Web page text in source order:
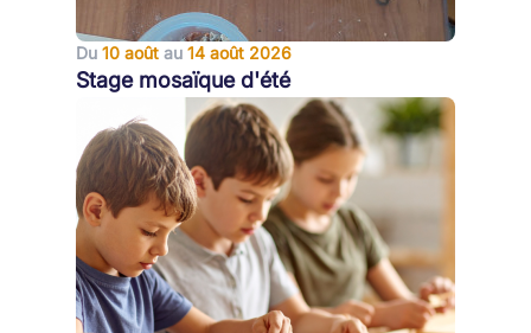
Du 10 août au 14 août 2026
Stage mosaïque d'été